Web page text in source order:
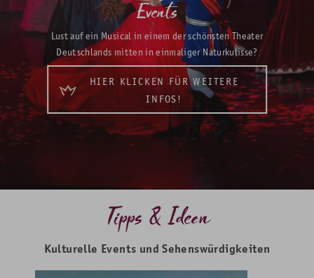
Events
Lust auf ein Musical in einem der schönsten Theater
Deutschlands mitten in einmaliger Naturkulisse?
HIER KLICKEN FÜR WEITERE
INFOS!
Tipps & Ideen
Kulturelle Events und Sehenswürdigkeiten